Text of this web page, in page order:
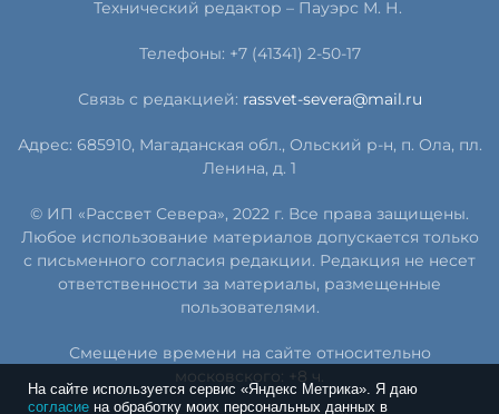
Технический редактор – Пауэрс М. Н.
Телефоны: +7 (41341) 2-50-17
Связь с редакцией: rassvet-severa@mail.ru
Адрес: 685910, Магаданская обл., Ольский р-н, п. Ола, пл.
Ленина, д. 1
© ИП «Рассвет Севера», 2022 г. Все права защищены.
Любое использование материалов допускается только
с письменного согласия редакции. Редакция не несет
ответственности за материалы, размещенные
пользователями.
Смещение времени на сайте относительно
московского: +8 ч.
На сайте используется сервис «Яндекс Метрика». Я даю
согласие на обработку моих персональных данных в